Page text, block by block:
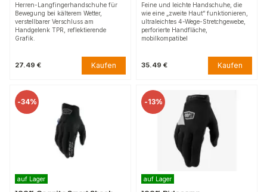
Herren-Langfingerhandschuhe für
Bewegung bei kälterem Wetter,
verstellbarer Verschluss am
Handgelenk TPR, reflektierende
Grafik.
27.49 € Kaufen
Feine und leichte Handschuhe, die
wie eine „zweite Haut“ funktionieren,
ultraleichtes 4-Wege-Stretchgewebe,
perforierte Handfläche,
mobilkompatibel
35.49 € Kaufen
-34%
auf Lager
-13%
auf Lager